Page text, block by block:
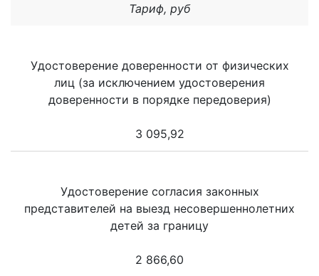
Тариф, руб
Удостоверение доверенности от физических
лиц (за исключением удостоверения
доверенности в порядке передоверия)
3 095,92
Удостоверение согласия законных
представителей на выезд несовершеннолетних
детей за границу
2 866,60